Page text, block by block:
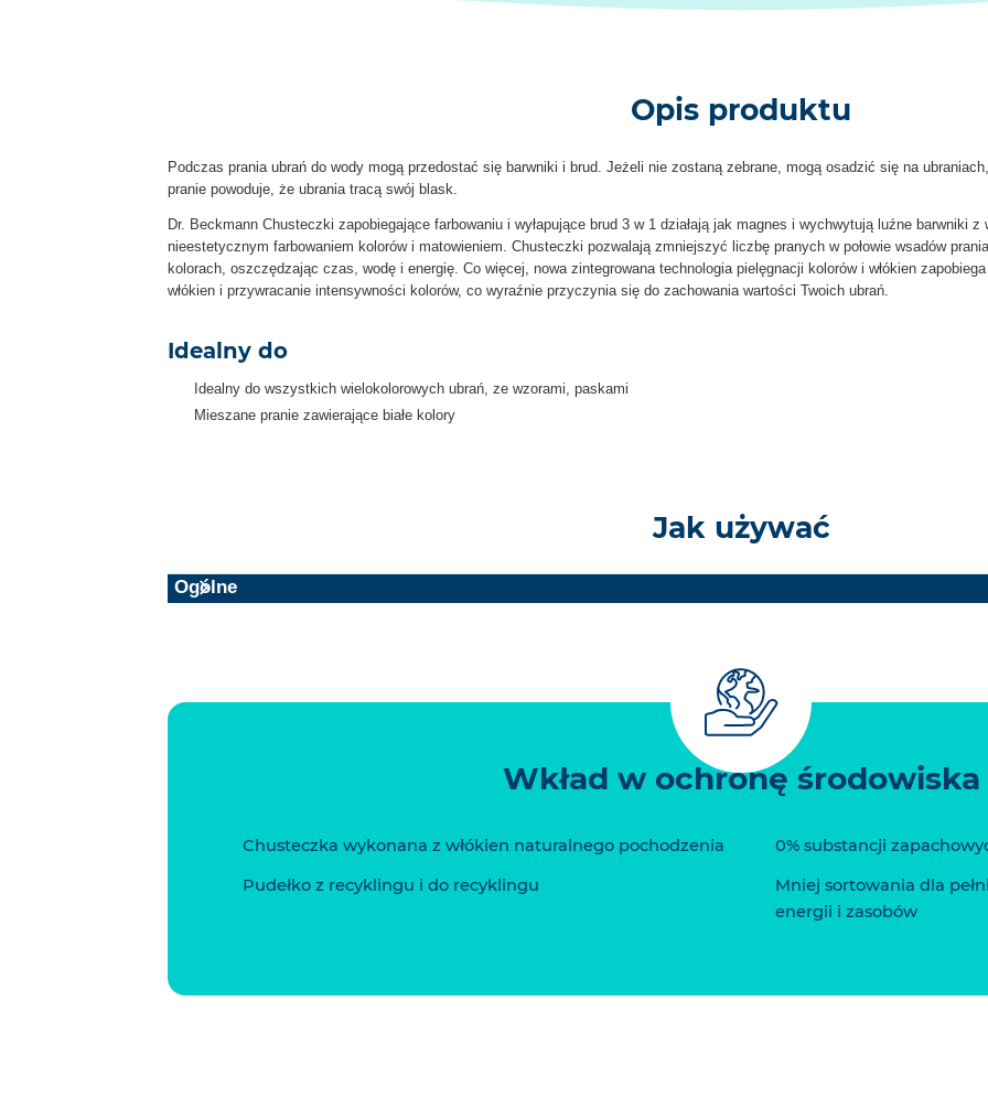
Opis produktu
Podczas prania ubrań do wody mogą przedostać się barwniki i brud. Jeżeli nie zostaną zebrane, mogą osadzić się na
pranie powoduje, że ubrania tracą swój blask.
Dr. Beckmann Chusteczki zapobiegające farbowaniu i wyłapujące brud 3 w 1 działają jak magnes i wychwytują luźne barwniki z
nieestetycznym farbowaniem kolorów i matowieniem. Chusteczki pozwalają zmniejszyć liczbę pranych w połowie wsadów
kolorach, oszczędzając czas, wodę i energię. Co więcej, nowa zintegrowana technologia pielęgnacji kolorów i włókien
włókien i przywracanie intensywności kolorów, co wyraźnie przyczynia się do zachowania wartości Twoich ubrań.
Idealny do
Idealny do wszystkich wielokolorowych ubrań, ze wzorami, paskami
Mieszane pranie zawierające białe kolory
Jak używać
Ogólne
Wkład w ochronę środowiska
Chusteczka wykonana z włókien naturalnego pochodzenia
Pudełko z recyklingu i do recyklingu
0% substancji
Mniej sortowania dla
energii i zasobów